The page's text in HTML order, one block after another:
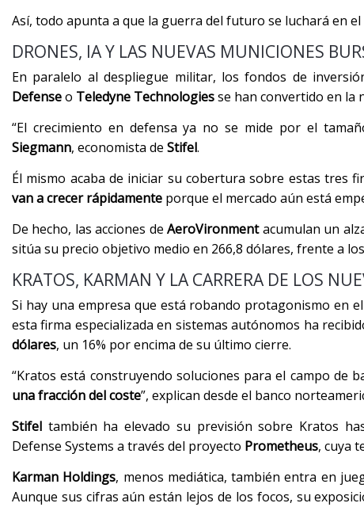
Así, todo apunta a que la guerra del futuro se luchará en
DRONES, IA Y LAS NUEVAS MUNICIONES
En paralelo al despliegue militar, los fondos de
Defenseo Teledyne Technologiesse han convertido en la
“El crecimiento en defensa ya no se mide por el
Siegmann, economista de Stifel.
Él mismo acaba de iniciar su cobertura sobre estas tres
van a crecer rápidamente porque el mercado aún está
De hecho, las acciones deAeroVironmentacumulan un
sitúa su precio objetivo medio en 266,8 dólares, frente a
KRATOS, KARMAN Y LA CARRERA DE LOS
Si hay una empresa que está robando protagonismo en
esta firma especializada en sistemas autónomos ha
dólares, un 16% por encima de su último cierre.
“Kratos está construyendo soluciones para el campo de
una fracción del coste”, explican desde el banco
Stifel también ha elevado su previsión sobre Kratos
Defense Systems a través del proyecto Prometheus, cuya
Karman Holdings, menos mediática, también entra en
Aunque sus cifras aún están lejos de los focos, su